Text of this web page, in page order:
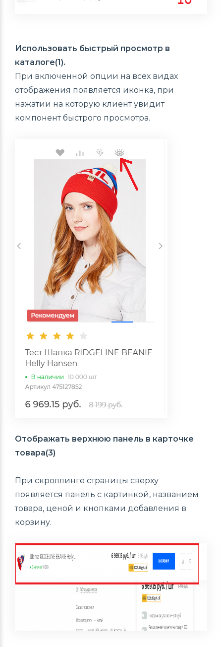
Использовать быстрый просмотр в
каталоге(1).
При включенной опции на всех видах
отображения появляется иконка, при
нажатии на которую клиент увидит
компонент быстрого просмотра.
Отображать верхнюю панель в карточке
товара(3)
При скроллинге страницы сверху
появляется панель с картинкой, названием
товара, ценой и кнопками добавления в
корзину.